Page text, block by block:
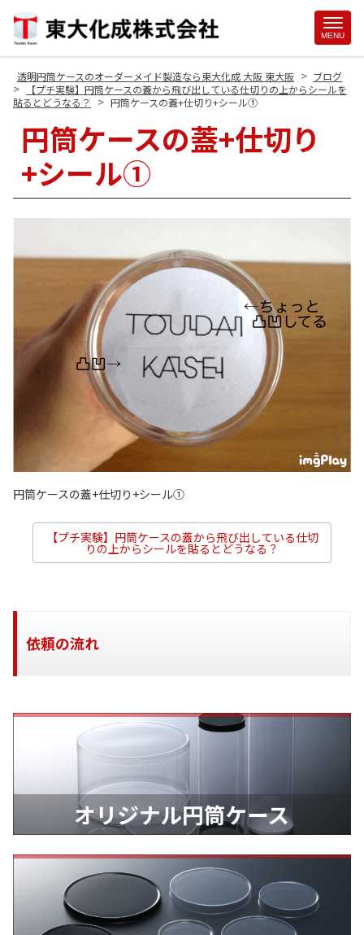
MENU
透明円筒ケースのオーダーメイド製造なら東大化成 大阪 東大阪 > ブログ
>
【プチ実験】円筒ケースの蓋から飛び出している仕切りの上からシールを
貼るとどうなる？
> 円筒ケースの蓋+仕切り+シール①
円筒ケースの蓋+仕切り
+シール①
円筒ケースの蓋+仕切り+シール①
【プチ実験】円筒ケースの蓋から飛び出している仕切
りの上からシールを貼るとどうなる？
依頼の流れ
Site
Footer